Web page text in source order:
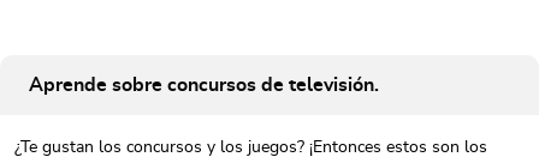
Aprende sobre concursos de televisión.
¿Te gustan los concursos y los juegos? ¡Entonces estos son los